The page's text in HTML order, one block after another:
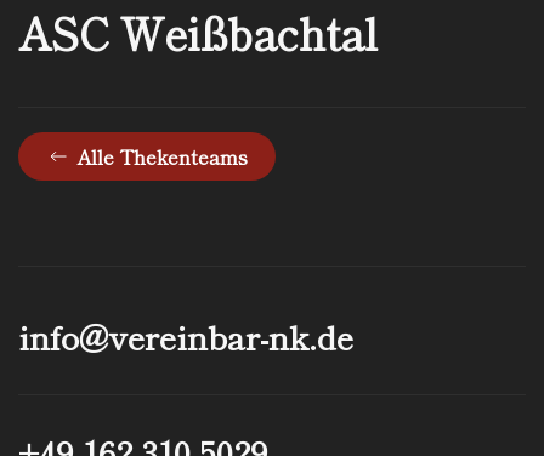
ASC Weißbachtal
Alle Thekenteams
info@­vereinbar-nk.de